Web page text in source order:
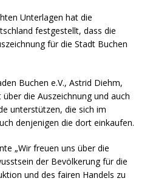
Unterlagen hat die
festgestellt, dass die
für die Stadt Buchen
Buchen e.V., Astrid Diehm,
die Auszeichnung und auch
unterstützen, die sich im
denjenigen die dort einkaufen.
„Wir freuen uns über die
der Bevölkerung für die
und des fairen Handels zu